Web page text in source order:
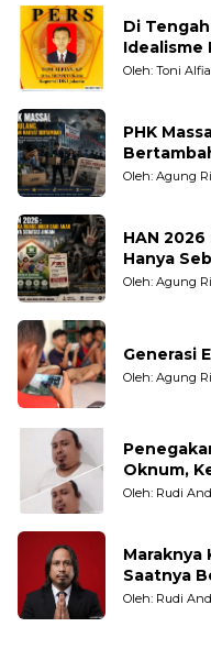
Di
Idealisme
Oleh: Toni
PHK
Oleh: Agung
HAN
Hanya
Oleh: Agung
Generasi
Oleh: Agung
Oknum,
Oleh: Rudi
Maraknya
Saatnya
Oleh: Rudi